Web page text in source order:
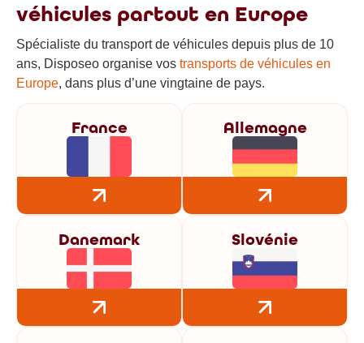
véhicules partout en Europe
Spécialiste du transport de véhicules depuis plus de 10
ans, Disposeo organise vos transports de véhicules en
Europe, dans plus d’une vingtaine de pays.
France Allemagne
Danemark Slovénie